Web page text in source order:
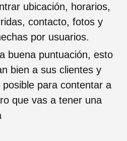
ubicación, horarios,
contacto, fotos y
por usuarios.
buena puntuación, esto
bien a sus clientes y
para contentar a
que vas a tener una